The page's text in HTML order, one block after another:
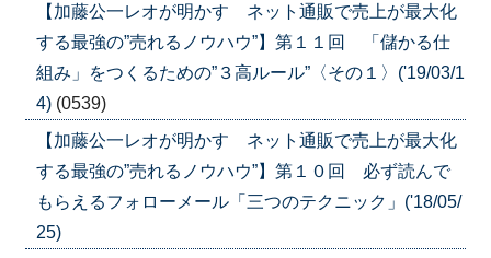
【加藤公一レオが明かす ネット通販で売上が最大化
する最強の”売れるノウハウ”】第１１回 「儲かる仕
組み」をつくるための”３高ルール”〈その１〉('19/03/1
4) (0539)
【加藤公一レオが明かす ネット通販で売上が最大化
する最強の”売れるノウハウ”】第１０回 必ず読んで
もらえるフォローメール「三つのテクニック」('18/05/
25)